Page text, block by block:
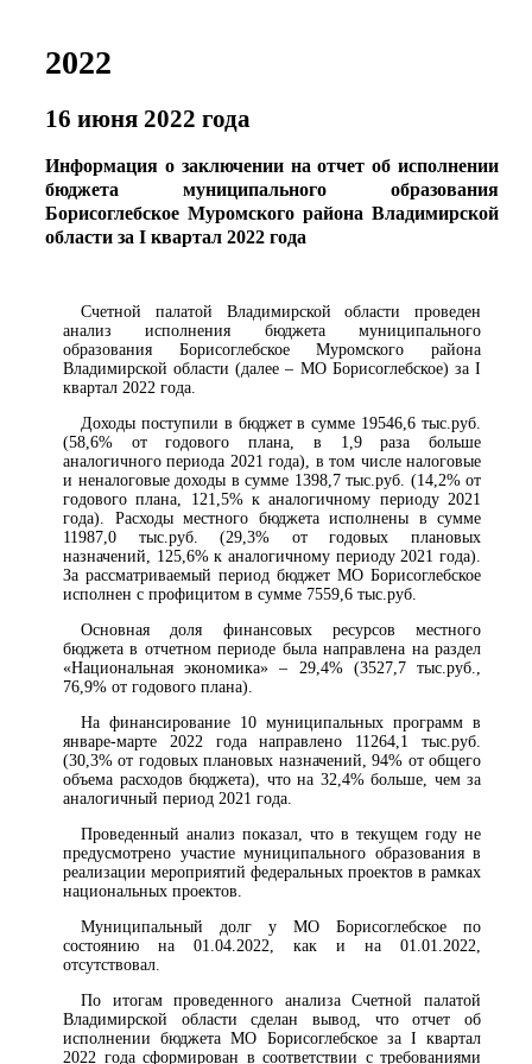
2022
16 июня 2022 года
Информация о заключении на отчет об исполнении
бюджета муниципального образования
Борисоглебское Муромского района Владимирской
области за I квартал 2022 года
Счетной палатой Владимирской области проведен
анализ исполнения бюджета муниципального
образования Борисоглебское Муромского района
Владимирской области (далее – МО Борисоглебское) за I
квартал 2022 года.
Доходы поступили в бюджет в сумме 19546,6 тыс.руб.
(58,6% от годового плана, в 1,9 раза больше
аналогичного периода 2021 года), в том числе налоговые
и неналоговые доходы в сумме 1398,7 тыс.руб. (14,2% от
годового плана, 121,5% к аналогичному периоду 2021
года). Расходы местного бюджета исполнены в сумме
11987,0 тыс.руб. (29,3% от годовых плановых
назначений, 125,6% к аналогичному периоду 2021 года).
За рассматриваемый период бюджет МО Борисоглебское
исполнен с профицитом в сумме 7559,6 тыс.руб.
Основная доля финансовых ресурсов местного
бюджета в отчетном периоде была направлена на раздел
«Национальная экономика» – 29,4% (3527,7 тыс.руб.,
76,9% от годового плана).
На финансирование 10 муниципальных программ в
январе-марте 2022 года направлено 11264,1 тыс.руб.
(30,3% от годовых плановых назначений, 94% от общего
объема расходов бюджета), что на 32,4% больше, чем за
аналогичный период 2021 года.
Проведенный анализ показал, что в текущем году не
предусмотрено участие муниципального образования в
реализации мероприятий федеральных проектов в рамках
национальных проектов.
Муниципальный долг у МО Борисоглебское по
состоянию на 01.04.2022, как и на 01.01.2022,
отсутствовал.
По итогам проведенного анализа Счетной палатой
Владимирской области сделан вывод, что отчет об
исполнении бюджета МО Борисоглебское за I квартал
2022 года сформирован в соответствии с требованиями